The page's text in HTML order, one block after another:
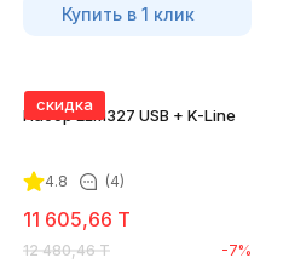
Купить в 1 клик
скидка
Набор ELM327 USB + K-Line
4.8 (4)
11 605,66 T
12 480,46 T -7%